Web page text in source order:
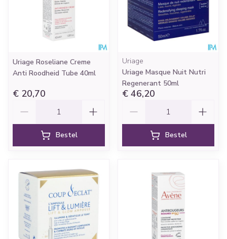
Uriage Roseliane Creme
Anti Roodheid Tube 40ml
€ 20,70
Bestel
Uriage
Uriage Masque Nuit Nutri
Regenerant 50ml
€ 46,20
Bestel